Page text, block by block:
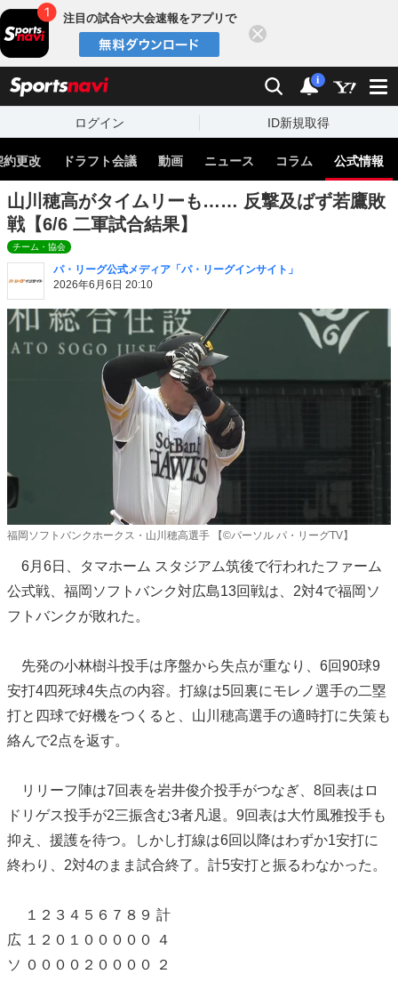
注目の試合や大会速報をアプリで
検索 通知
i
ログイン ID新規取得
約更改 ドラフト会議 動画 ニュース コラム 公式情報
山川穂高がタイムリーも…… 反撃及ばず若鷹敗
戦【6/6 二軍試合結果】
チーム・協会
パ・リーグ公式メディア「パ・リーグインサイト」
2026年6月6日 20:10
福岡ソフトバンクホークス・山川穂高選手 【©パーソル パ・リーグTV】
6月6日、タマホーム スタジアム筑後で行われたファーム
公式戦、福岡ソフトバンク対広島13回戦は、2対4で福岡ソ
フトバンクが敗れた。
先発の小林樹斗投手は序盤から失点が重なり、6回90球9
安打4四死球4失点の内容。打線は5回裏にモレノ選手の二塁
打と四球で好機をつくると、山川穂高選手の適時打に失策も
絡んで2点を返す。
リリーフ陣は7回表を岩井俊介投手がつなぎ、8回表はロ
ドリゲス投手が2三振含む3者凡退。9回表は大竹風雅投手も
抑え、援護を待つ。しかし打線は6回以降はわずか1安打に
終わり、2対4のまま試合終了。計5安打と振るわなかった。
１２３４５６７８９ 計
広 １２０１０００００ ４
ソ ００００２００００ ２